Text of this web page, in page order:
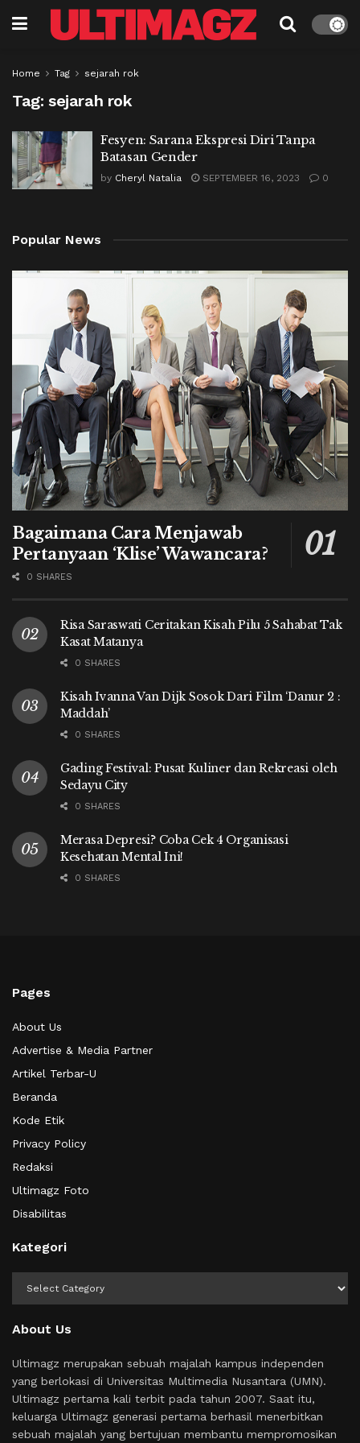
Home Tag sejarah rok
Tag: sejarah rok
Fesyen: Sarana Ekspresi Diri Tanpa
Batasan Gender
by Cheryl Natalia SEPTEMBER 16, 2023 0
Popular News
Bagaimana Cara Menjawab
Pertanyaan ‘Klise’ Wawancara?
0 SHARES
Risa Saraswati Ceritakan Kisah Pilu 5 Sahabat Tak
Kasat Matanya
0 SHARES
Kisah Ivanna Van Dijk Sosok Dari Film ‘Danur 2 :
Maddah’
0 SHARES
Gading Festival: Pusat Kuliner dan Rekreasi oleh
Sedayu City
0 SHARES
Merasa Depresi? Coba Cek 4 Organisasi
Kesehatan Mental Ini!
0 SHARES
Pages
About Us
Advertise & Media Partner
Artikel Terbar-U
Beranda
Kode Etik
Privacy Policy
Redaksi
Ultimagz Foto
Disabilitas
Kategori
About Us
Ultimagz merupakan sebuah majalah kampus independen
yang berlokasi di Universitas Multimedia Nusantara (UMN).
Ultimagz pertama kali terbit pada tahun 2007. Saat itu,
keluarga Ultimagz generasi pertama berhasil menerbitkan
sebuah majalah yang bertujuan membantu mempromosikan